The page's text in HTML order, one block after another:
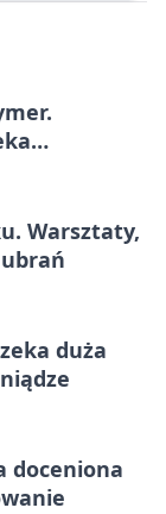
Warsztaty,
duża
doceniona